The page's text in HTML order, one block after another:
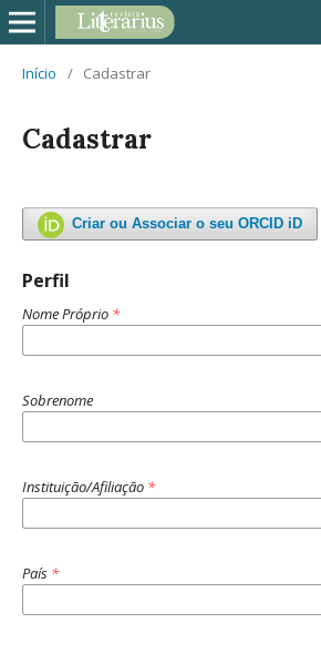
Início / Cadastrar
Cadastrar
Criar ou Associar o seu ORCID iD
Perfil
Nome Próprio *
Sobrenome
Instituição/Afiliação *
País *